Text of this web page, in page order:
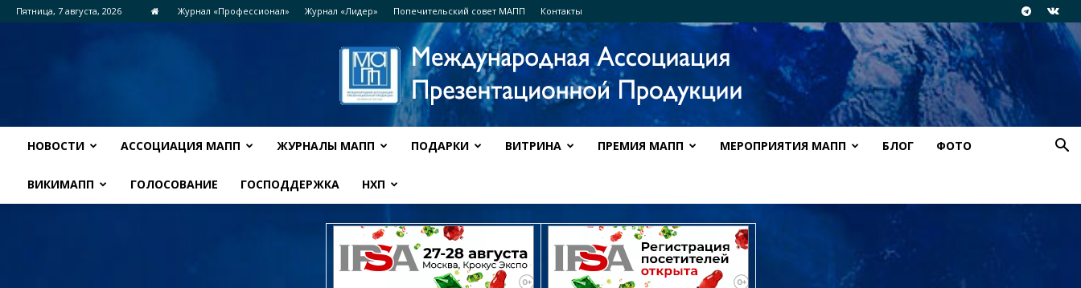
Пятница, 7 августа, 2026 Журнал «Профессионал» Журнал «Лидер» Попечительский совет МАПП Контакты
НОВОСТИ АССОЦИАЦИЯ МАПП ЖУРНАЛЫ МАПП ПОДАРКИ ВИТРИНА ПРЕМИЯ МАПП МЕРОПРИЯТИЯ МАПП БЛОГ ФОТО
ВИКИМАПП ГОЛОСОВАНИЕ ГОСПОДДЕРЖКА НХП